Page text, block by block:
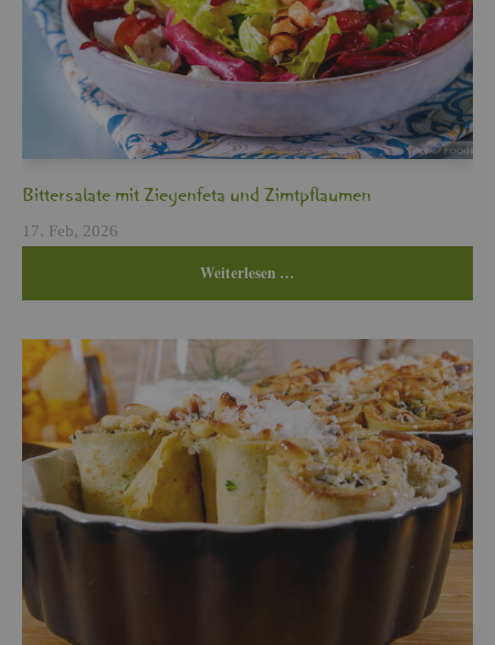
Bit­ter­sa­la­te mit Zie­gen­fe­ta und Zimt­pflau­men
17. Feb, 2026
Wei­ter­le­sen …